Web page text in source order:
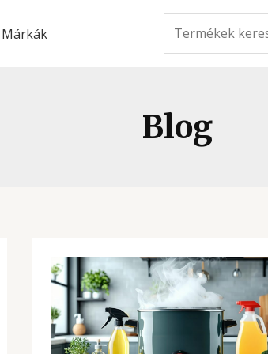
Márkák
for:
Blog